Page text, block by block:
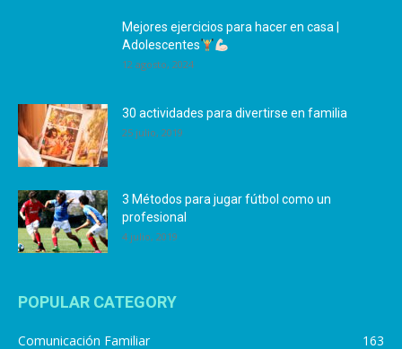
Mejores ejercicios para hacer en casa |
Adolescentes
12 agosto, 2024
30 actividades para divertirse en familia
25 julio, 2019
3 Métodos para jugar fútbol como un
profesional
4 julio, 2019
POPULAR CATEGORY
Comunicación Familiar 163